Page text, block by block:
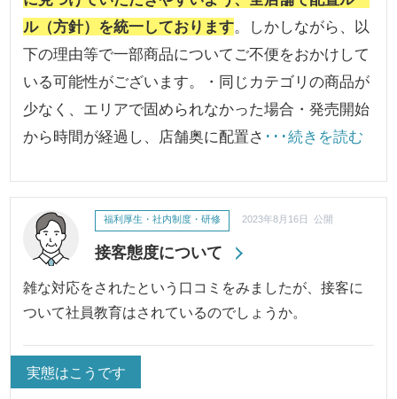
ル（方針）を統一しております。しかしながら、以
下の理由等で一部商品についてご不便をおかけして
いる可能性がございます。・同じカテゴリの商品が
少なく、エリアで固められなかった場合・発売開始
から時間が経過し、店舗奥に配置さ ･･･続きを読む
接客態度について
福利厚生・社内制度・研修 2023年8月16日 公開
雑な対応をされたという口コミをみましたが、接客に
ついて社員教育はされているのでしょうか。
実態はこうです